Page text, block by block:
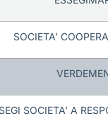
SOCIETA’
SOCIETA’ A